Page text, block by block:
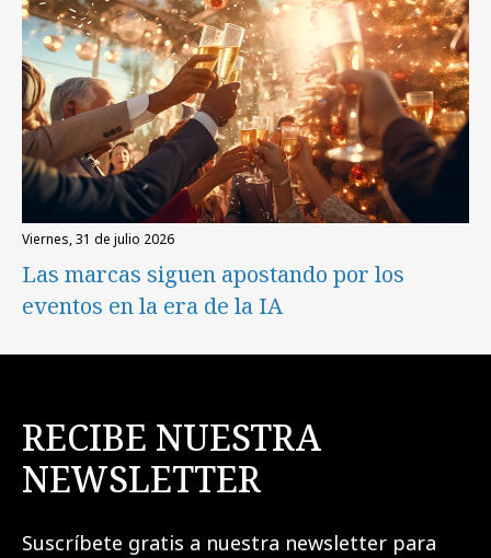
viernes, 31 de julio 2026
Las marcas siguen apostando por los
eventos en la era de la IA
RECIBE NUESTRA
NEWSLETTER
Suscríbete gratis a nuestra newsletter para